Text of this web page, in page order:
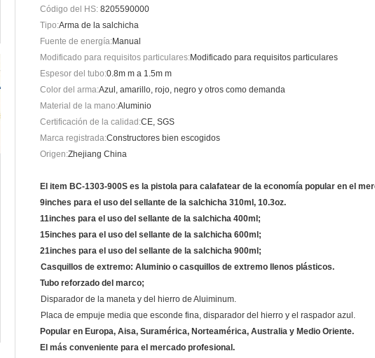
Código del HS: 8205590000
Tipo:Arma de la salchicha
Fuente de energía:Manual
Modificado para requisitos particulares:Modificado para requisitos particulares
Espesor del tubo:0.8m m a 1.5m m
Color del arma:Azul, amarillo, rojo, negro y otros como demanda
Material de la mano:Aluminio
Certificación de la calidad:CE, SGS
Marca registrada:Constructores bien escogidos
Origen:Zhejiang China
El item BC-1303-900S es la pistola para calafatear de la economía popular en el
9inches para el uso del sellante de la salchicha 310ml, 10.3oz.
11inches para el uso del sellante de la salchicha 400ml;
15inches para el uso del sellante de la salchicha 600ml;
21inches para el uso del sellante de la salchicha 900ml;
Casquillos de extremo: Aluminio o casquillos de extremo llenos plásticos.
Tubo reforzado del marco;
Disparador de la maneta y del hierro de Aluiminum.
Placa de empuje media que esconde fina, disparador del hierro y el raspador azul.
Popular en Europa, Aisa, Suramérica, Norteamérica, Australia y Medio Oriente.
El más conveniente para el mercado profesional.